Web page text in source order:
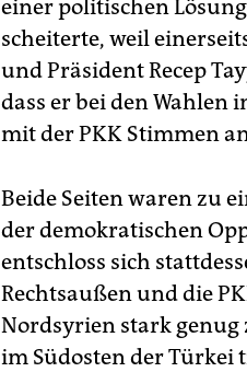
einer politischen Lösung
scheiterte, weil
und Präsident Recep
dass er bei den Wahlen
mit der PKK Stimmen
Beide Seiten waren zu
der demokratischen
entschloss sich
Rechtsaußen und die
Nordsyrien stark genug
im Südosten der Türkei